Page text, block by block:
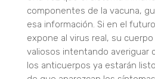
componentes de la vacuna,
esa información. Si en el
expone al virus real, su
valiosos intentando averiguar
los anticuerpos ya estarán